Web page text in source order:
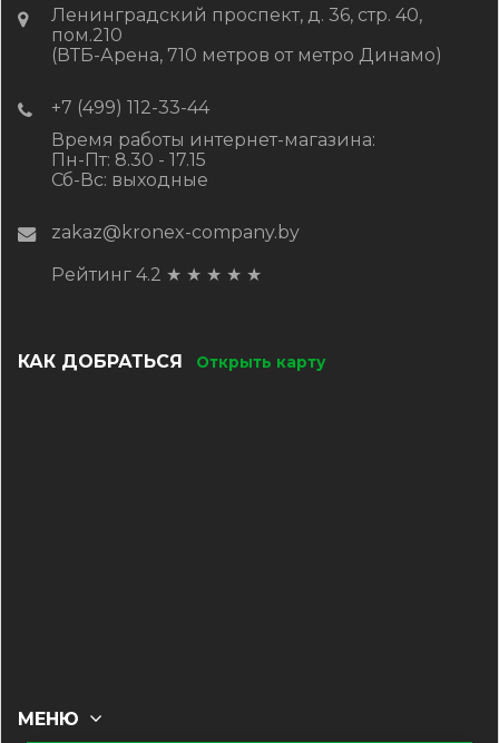
Ленинградский проспект, д. 36, стр. 40,
пом.210
(ВТБ-Арена, 710 метров от метро Динамо)
+7 (499) 112-33-44
Время работы интернет-магазина:
Пн-Пт: 8.30 - 17.15
Сб-Вс: выходные
zakaz@kronex-company.by
Рейтинг 4.2 ★ ★ ★ ★ ★
КАК ДОБРАТЬСЯ Открыть карту
МЕНЮ